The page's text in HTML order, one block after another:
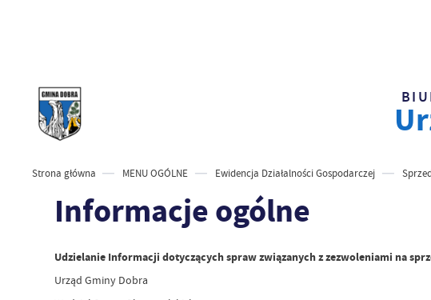
Strona główna MENU OGÓLNE Ewidencja Działalności Gospodarczej
Informacje ogólne
Udzielanie Informacji dotyczących spraw związanych z zezwoleniami na
Urząd Gminy Dobra